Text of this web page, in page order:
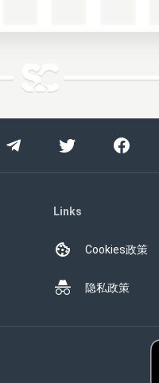
Links
Cookies政策
隐私政策